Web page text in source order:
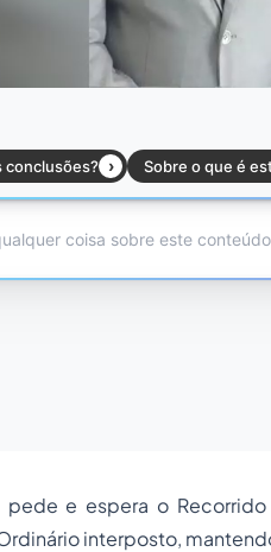
pede e espera o
interposto,